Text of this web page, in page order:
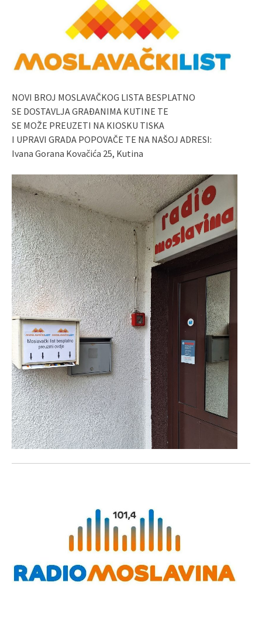
NOVI BROJ MOSLAVAČKOG LISTA BESPLATNO
SE DOSTAVLJA GRAĐANIMA KUTINE TE
SE MOŽE PREUZETI NA KIOSKU TISKA
I UPRAVI GRADA POPOVAČE TE NA NAŠOJ ADRESI:
Ivana Gorana Kovačića 25, Kutina